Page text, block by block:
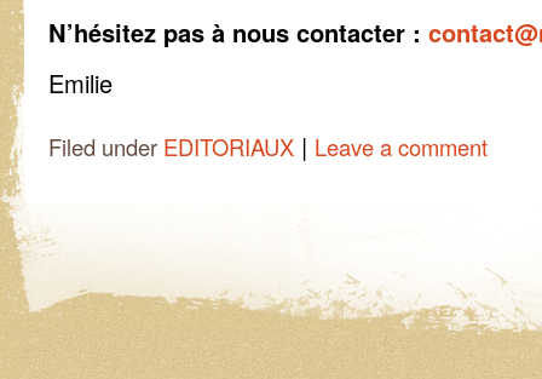
N’hésitez pas à nous contacter :
Emilie
Filed under EDITORIAUX | Leave a comment